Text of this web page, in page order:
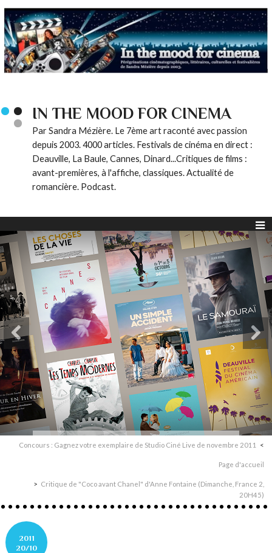
IN THE MOOD FOR CINEMA
Par Sandra Mézière. Le 7ème art raconté avec passion
depuis 2003. 4000 articles. Festivals de cinéma en direct :
Deauville, La Baule, Cannes, Dinard...Critiques de films :
avant-premières, à l'affiche, classiques. Actualité de
romancière. Podcast.
Concours : Gagnez votre exemplaire de Studio Ciné Live de novembre 2011
Page d'accueil
Critique de "Coco avant Chanel" d'Anne Fontaine (Dimanche, France 2,
20H45)
2011
20/10